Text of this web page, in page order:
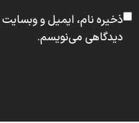
ذخیره نام، ایمیل و وبسایت
دیدگاهی می‌نویسم.